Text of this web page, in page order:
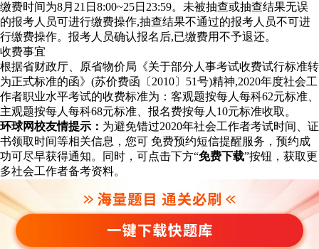
缴费时间为8月21日8:00~25日23:59。未被抽查或抽查结果无误
的报考人员可进行缴费操作,抽查结果不通过的报考人员不可进
行缴费操作。报考人员确认报名后,已缴费用不予退还。
收费事宜
根据省财政厅、原省物价局《关于部分人事考试收费试行标准转
为正式标准的函》(苏价费函〔2010〕51号)精神,2020年度社会工
作者职业水平考试的收费标准为：客观题按每人每科62元标准、
主观题按每人每科68元标准、报名费按每人10元标准收取。
环球网校友情提示： 为避免错过2020年社会工作者考试时间、证
书领取时间等相关信息，您可 免费预约短信提醒服务，预约成
功可尽早获得通知。同时，可点击下方“免费下载”按钮，获取更
多社会工作者备考资料。